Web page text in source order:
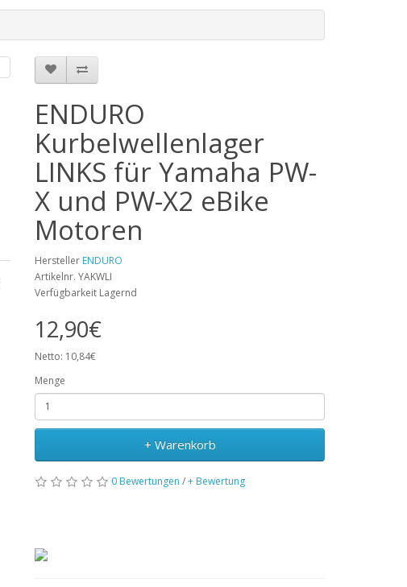
ENDURO
Kurbelwellenlager
LINKS für Yamaha PW-
X und PW-X2 eBike
Motoren
Hersteller ENDURO
Artikelnr. YAKWLI
Verfügbarkeit Lagernd
12,90€
Netto: 10,84€
Menge
+ Warenkorb
0 Bewertungen /+ Bewertung